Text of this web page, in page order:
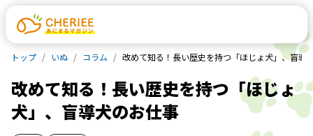
トップ いぬ コラム 改めて知る！長い歴史を持つ「ほじょ犬」、盲導
改めて知る！長い歴史を持つ「ほじょ
犬」、盲導犬のお仕事